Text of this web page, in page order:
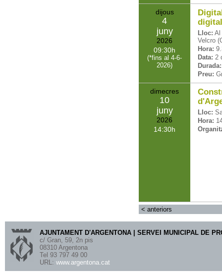
dijous
4
juny
2026
09:30
(*fins al 4-6-
2026)
Lloc: Al
Velcro
Hora:
Data: 2
Durada:
Preu:
dimecres
10
juny
2026
14:30
Lloc:
Hora:
< anteriors
AJUNTAMENT D'ARGENTONA | SERVEI MUNICIPAL DE
c/ Gran, 59, 2n pis
08310 Argentona
Tel 93 797 49 00
URL: www.argentona.cat